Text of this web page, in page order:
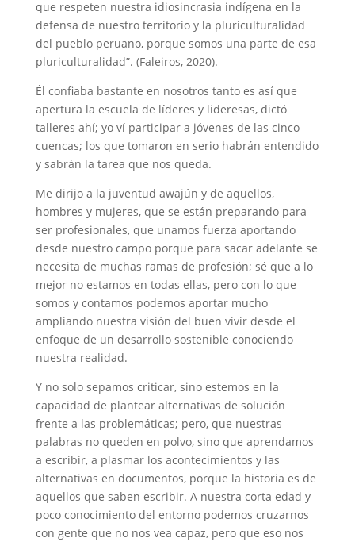
que respeten nuestra idiosincrasia indígena en la
defensa de nuestro territorio y la pluriculturalidad
del pueblo peruano, porque somos una parte de esa
pluriculturalidad”. (Faleiros, 2020).
Él confiaba bastante en nosotros tanto es así que
apertura la escuela de líderes y lideresas, dictó
talleres ahí; yo ví participar a jóvenes de las cinco
cuencas; los que tomaron en serio habrán entendido
y sabrán la tarea que nos queda.
Me dirijo a la juventud awajún y de aquellos,
hombres y mujeres, que se están preparando para
ser profesionales, que unamos fuerza aportando
desde nuestro campo porque para sacar adelante se
necesita de muchas ramas de profesión; sé que a lo
mejor no estamos en todas ellas, pero con lo que
somos y contamos podemos aportar mucho
ampliando nuestra visión del buen vivir desde el
enfoque de un desarrollo sostenible conociendo
nuestra realidad.
Y no solo sepamos criticar, sino estemos en la
capacidad de plantear alternativas de solución
frente a las problemáticas; pero, que nuestras
palabras no queden en polvo, sino que aprendamos
a escribir, a plasmar los acontecimientos y las
alternativas en documentos, porque la historia es de
aquellos que saben escribir. A nuestra corta edad y
poco conocimiento del entorno podemos cruzarnos
con gente que no nos vea capaz, pero que eso nos